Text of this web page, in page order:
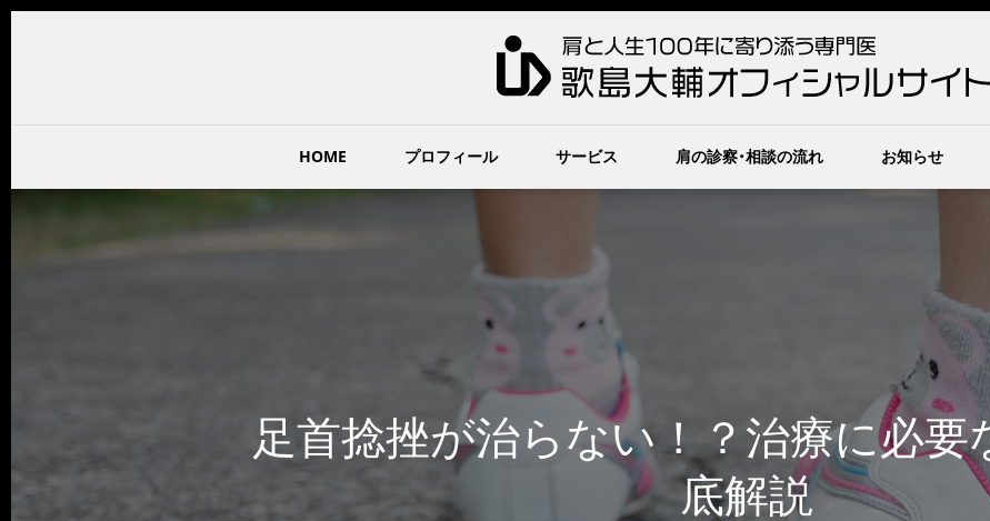
HOME プロフィール サービス 肩の診察・相談の流れ お知らせ
足首捻挫が治らない！？治療に必要
底解説